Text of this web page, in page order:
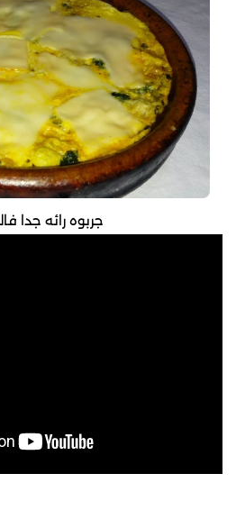
جربوه رائه جدا